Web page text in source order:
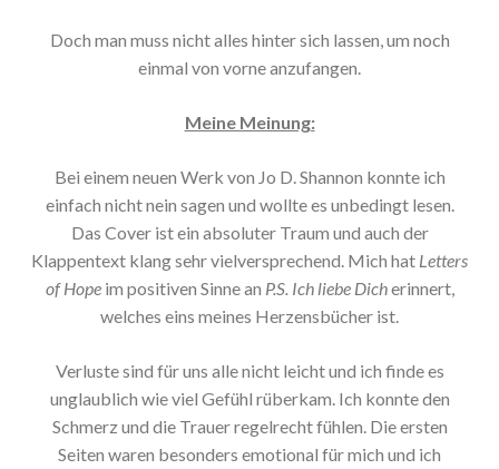
Doch man muss nicht alles hinter sich lassen, um noch
einmal von vorne anzufangen.
Meine Meinung:
Bei einem neuen Werk von Jo D. Shannon konnte ich
einfach nicht nein sagen und wollte es unbedingt lesen.
Das Cover ist ein absoluter Traum und auch der
Klappentext klang sehr vielversprechend. Mich hat Letters
of Hopeim positiven Sinne an P.S. Ich liebe Dicherinnert,
welches eins meines Herzensbücher ist.
Verluste sind für uns alle nicht leicht und ich finde es
unglaublich wie viel Gefühl rüberkam. Ich konnte den
Schmerz und die Trauer regelrecht fühlen. Die ersten
Seiten waren besonders emotional für mich und ich